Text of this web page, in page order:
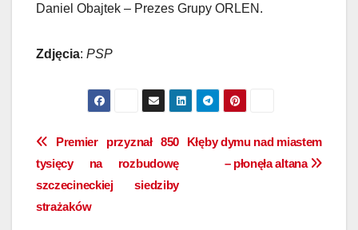
Daniel Obajtek – Prezes Grupy ORLEN.
Zdjęcia: PSP
Nawigacja
wpisu
Kłęby dymu nad miastem
– płonęła altana
Premier przyznał 850
tysięcy na rozbudowę
szczecineckiej siedziby
strażaków